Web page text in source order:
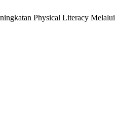
Physical Literacy